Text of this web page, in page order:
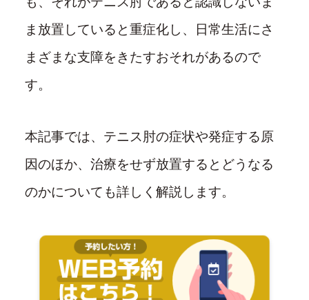
ま放置していると重症化し、日常生活にさ
まざまな支障をきたすおそれがあるので
す。
本記事では、テニス肘の症状や発症する原
因のほか、治療をせず放置するとどうなる
のかについても詳しく解説します。